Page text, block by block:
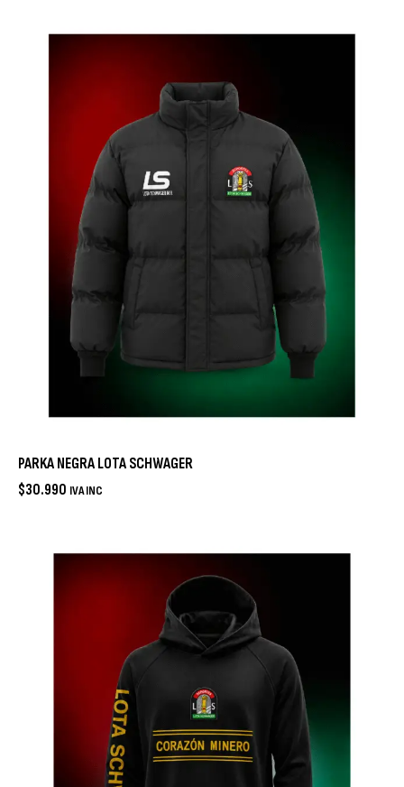
PARKA NEGRA LOTA SCHWAGER
$30.990 IVA INC